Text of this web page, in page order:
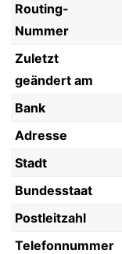
Routing-
Nummer
Zuletzt
geändert am
Bank
Adresse
Stadt
Bundesstaat
Postleitzahl
Telefonnummer